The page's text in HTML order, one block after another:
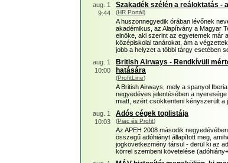
aug. 1
9:44
Szakadék szélén a reáloktatás -
(HR Portál)
A huszonnegyedik órában lévőnek
akadémikus, az Alapítvány a Magyar
elnöke, aki szerint az egyetemek már
középiskolai tanárokat, ám a
jobb a helyzet a többi tárgy esetében
aug. 1
10:00
British Airways - Rendkívüli
hatására
(ProfitLine)
A British Airways, mely a spanyol
negyedéves jelentésében a
miatt, ezért csökkenteni kényszerült a
aug. 1
10:03
Adós cégek toplistája
(Piac és Profit)
Az APEH 2008 második
összegű adóhiányt állapított meg,
jogkövetkezmény társul - derül ki az
körrel szembeni követelése